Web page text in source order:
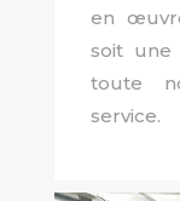
en
soit
toute
service.